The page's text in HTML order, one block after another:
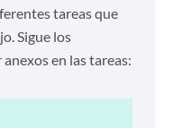
tareas que
Sigue los
en las tareas: